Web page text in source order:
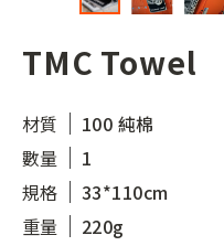
TMC Towel
材質
100 純棉
數量
1
規格
33*110cm
重量
220g